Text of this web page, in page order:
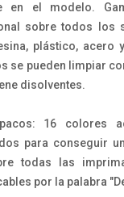
en el modelo.
sobre todos los
plástico, acero
se pueden limpiar
disolventes.
16 colores
para conseguir
todas las
por la palabra